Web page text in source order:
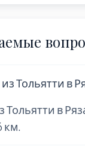
Тольятти в
Тольятти в
км.